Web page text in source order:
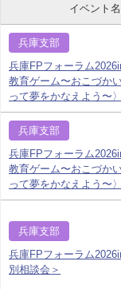
イベント名
兵庫支部
兵庫FPフォーラム
教育ゲーム〜おこづか
って夢をかなえよう〜〉
兵庫支部
兵庫FPフォーラム
教育ゲーム〜おこづか
って夢をかなえよう〜〉
兵庫支部
兵庫FPフォーラム
別相談会＞